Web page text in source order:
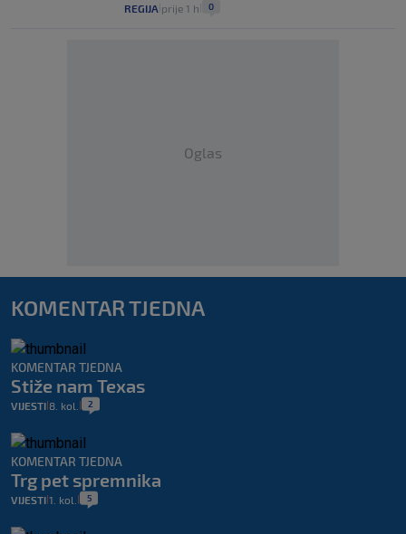
REGIJA prije 1 h 0
Oglas
KOMENTAR TJEDNA
KOMENTAR TJEDNA
Stiže nam Texas
VIJESTI 8. kol. 2
KOMENTAR TJEDNA
Trg pet spremnika
VIJESTI 1. kol. 5